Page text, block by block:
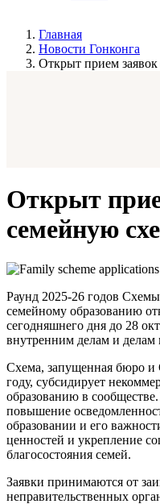
Главная
Новости Гонконга
Открыт прием
Открыт
семейную
Раунд 2025-26 годов
семейному образованию
сегодняшнего дня до 28
внутренним делам и делам
Схема, запущенная бюро
году, субсидирует
образованию в
повышение
образовании и его
ценностей и укрепление
благосостояния семей.
Заявки принимаются от
неправительственных